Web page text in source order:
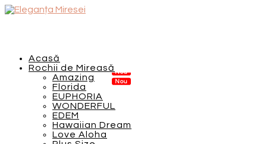
Acasă
Rochii de Mireasă
Amazing
Florida
EUPHORIA
WONDERFUL
EDEM
Hawaiian Dream
Love Aloha